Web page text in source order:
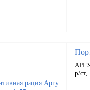
р/ст,